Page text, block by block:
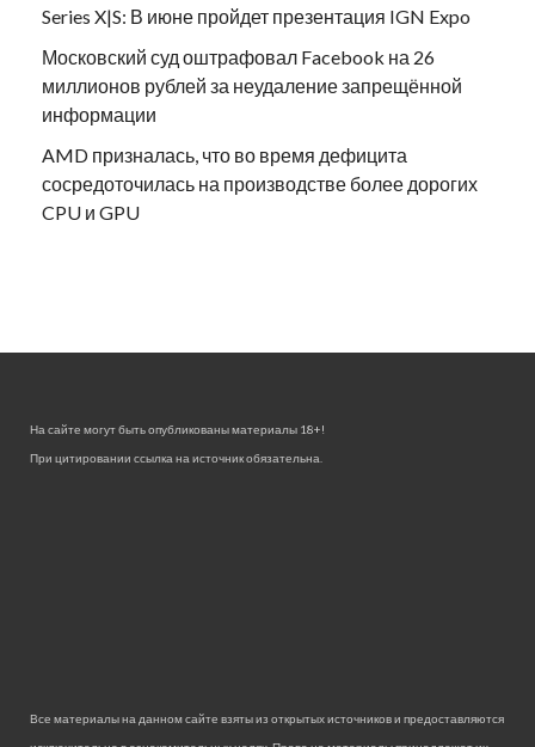
Series X|S: В июне пройдет презентация IGN Expo
Московский суд оштрафовал Facebook на 26
миллионов рублей за неудаление запрещённой
информации
AMD призналась, что во время дефицита
сосредоточилась на производстве более дорогих
CPU и GPU
На сайте могут быть опубликованы материалы 18+!
При цитировании ссылка на источник обязательна.
Все материалы на данном сайте взяты из открытых источников и предоставляются